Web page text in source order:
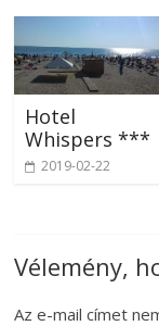
Hotel
Whispers ***
2019-02-22
Vélemény,
Az e-mail címet